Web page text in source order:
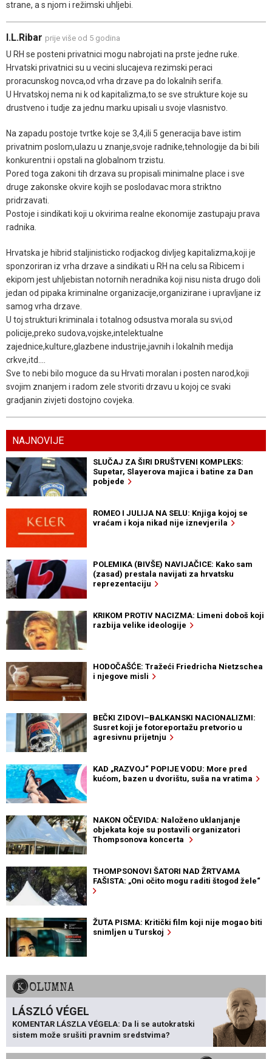
strane, a s njom i režimski uhljebi.
I.L.Ribar prije više od 5 godina
U RH se posteni privatnici mogu nabrojati na prste jedne ruke.
Hrvatski privatnici su u vecini slucajeva rezimski peraci
proracunskog novca,od vrha drzave pa do lokalnih serifa.
U Hrvatskoj nema ni k od kapitalizma,to se sve strukture koje su
drustveno i tudje za jednu marku upisali u svoje vlasnistvo.
Na zapadu postoje tvrtke koje se 3,4,ili 5 generacija bave istim
privatnim poslom,ulazu u znanje,svoje radnike,tehnologije da bi bili
konkurentni i opstali na globalnom trzistu.
Pored toga zakoni tih drzava su propisali minimalne place i sve
druge zakonske okvire kojih se poslodavac mora striktno
pridrzavati.
Postoje i sindikati koji u okvirima realne ekonomije zastupaju prava
radnika.
Hrvatska je hibrid staljinisticko rodjackog divljeg kapitalizma,koji je
sponzoriran iz vrha drzave a sindikati u RH na celu sa Ribicem i
ekipom jest uhljebistan notornih neradnika koji nisu nista drugo doli
jedan od pipaka kriminalne organizacije,organizirane i upravljane iz
samog vrha drzave.
U toj strukturi kriminala i totalnog odsustva morala su svi,od
policije,preko sudova,vojske,intelektualne
zajednice,kulture,glazbene industrije,javnih i lokalnih medija
crkve,itd....
Sve to nebi bilo moguce da su Hrvati moralan i posten narod,koji
svojim znanjem i radom zele stvoriti drzavu u kojoj ce svaki
gradjanin zivjeti dostojno covjeka.
NAJNOVIJE
SLUČAJ ZA ŠIRI DRUŠTVENI KOMPLEKS:
Supetar, Slayerova majica i batine za Dan
pobjede
ROMEO I JULIJA NA SELU: Knjiga kojoj se
vraćam i koja nikad nije iznevjerila
POLEMIKA (BIVŠE) NAVIJAČICE: Kako sam
(zasad) prestala navijati za hrvatsku
reprezentaciju
KRIKOM PROTIV NACIZMA: Limeni doboš koji
razbija velike ideologije
HODOČAŠĆE: Tražeći Friedricha Nietzschea
i njegove misli
BEČKI ZIDOVI–BALKANSKI NACIONALIZMI:
Susret koji je fotoreportažu pretvorio u
agresivnu prijetnju
KAD „RAZVOJ“ POPIJE VODU: More pred
kućom, bazen u dvorištu, suša na vratima
NAKON OČEVIDA: Naloženo uklanjanje
objekata koje su postavili organizatori
Thompsonova koncerta
THOMPSONOVI ŠATORI NAD ŽRTVAMA
FAŠISTA: „Oni očito mogu raditi štogod žele“
ŽUTA PISMA: Kritički film koji nije mogao biti
snimljen u Turskoj
KOLUMNA
LÁSZLÓ VÉGEL
KOMENTAR LÁSZLA VÉGELA: Da li se autokratski
sistem može srušiti pravnim sredstvima?